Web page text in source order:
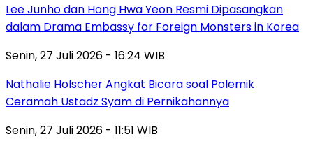
Lee Junho dan Hong Hwa Yeon Resmi Dipasangkan
dalam Drama Embassy for Foreign Monsters in Korea
Senin, 27 Juli 2026 - 16:24 WIB
Nathalie Holscher Angkat Bicara soal Polemik
Ceramah Ustadz Syam di Pernikahannya
Senin, 27 Juli 2026 - 11:51 WIB